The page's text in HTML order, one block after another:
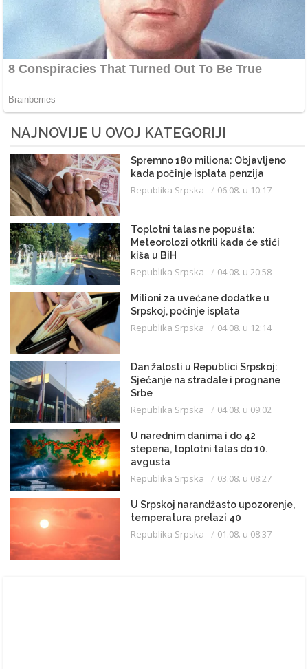
NAJNOVIJE U OVOJ KATEGORIJI
Spremno 180 miliona: Objavljeno
kada počinje isplata penzija
Republika Srpska 06.08. u 10:17
Toplotni talas ne popušta:
Meteorolozi otkrili kada će stići
kiša u BiH
Republika Srpska 04.08. u 20:58
Milioni za uvećane dodatke u
Srpskoj, počinje isplata
Republika Srpska 04.08. u 12:14
Dan žalosti u Republici Srpskoj:
Sjećanje na stradale i prognane
Srbe
Republika Srpska 04.08. u 09:02
U narednim danima i do 42
stepena, toplotni talas do 10.
avgusta
Republika Srpska 03.08. u 08:27
U Srpskoj narandžasto upozorenje,
temperatura prelazi 40
Republika Srpska 01.08. u 08:37